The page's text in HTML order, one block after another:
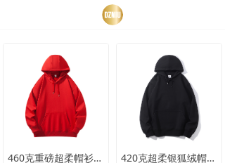
460克重磅超柔帽衫卫衣
420克超柔银狐绒帽衫卫衣